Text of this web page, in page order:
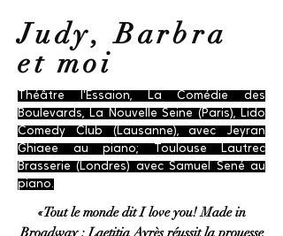
Judy, Barbra
et moi
Théâtre l'Essaion, La Comédie des
Boulevards, La Nouvelle Seine (Paris), Lido
Comedy Club (Lausanne), avec Jeyran
Ghiaee au piano; Toulouse Lautrec
Brasserie (Londres) avec Samuel Sené au
piano.
«Tout le monde dit I love you! Made in
Broadway : Laetitia Ayrès réussit la prouesse